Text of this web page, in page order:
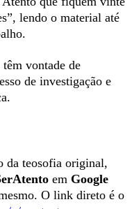
lendo o material até
vontade de
de investigação e
da teosofia original,
em Google
O link direto é o